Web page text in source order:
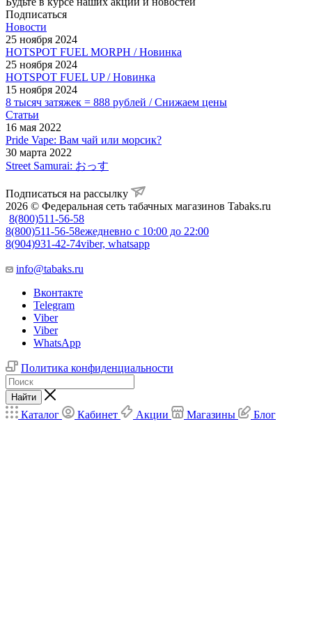
Подписаться
Новости
25 ноября 2024
HOTSPOT FUEL MORPH / Новинка
25 ноября 2024
HOTSPOT FUEL UP / Новинка
15 ноября 2024
8 тысяч затяжек = 888 рублей / Снижаем цены
Статьи
16 мая 2022
Pride Vape: Вам чай или морсик?
30 марта 2022
Street Samurai: おっす
Подписаться на рассылку
2026 © Федеральная сеть табачных магазинов Tabaks.ru
8(800)511-56-58
8(800)511-56-58ежедневно с 10:00 до 22:00
8(904)931-42-74viber, whatsapp
info@tabaks.ru
Вконтакте
Telegram
Viber
Viber
WhatsApp
Политика конфиденциальности
Найти
Каталог Кабинет Акции Магазины Блог